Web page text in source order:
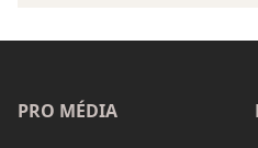
PRO MÉDIA